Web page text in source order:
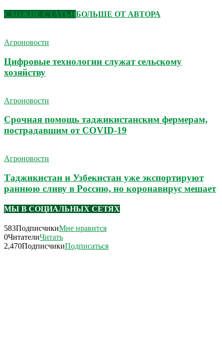
СХОЖИЕ СТАТЬИБОЛЬШЕ ОТ АВТОРА
Агроновости
Цифровые технологии служат сельскому
хозяйству
Агроновости
Срочная помощь таджикистанским фермерам,
пострадавшим от COVID-19
Агроновости
Таджикистан и Узбекистан уже экспортируют
раннюю сливу в Россию, но коронавирус мешает
МЫ В СОЦИАЛЬНЫХ СЕТЯХ
583ПодписчикиМне нравится
0ЧитателиЧитать
2,470ПодписчикиПодписаться